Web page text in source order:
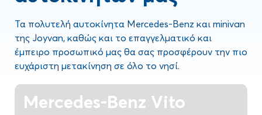
Τα πολυτελή αυτοκίνητα Mercedes-Benz και minivan
της Joyvan, καθώς και το επαγγελματικό και
έμπειρο προσωπικό μας θα σας προσφέρουν την πιο
ευχάριστη μετακίνηση σε όλο το νησί.
Mercedes-Benz Vito